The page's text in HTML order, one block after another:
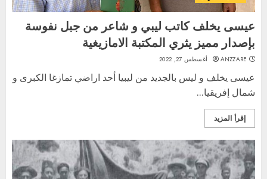
عيسى يخلف كاتب ليبي و شاعر من جبل نفوسة
بإصدار مميز يثري المكتبة الامازيغية
ANZZARE أغسطس 27, 2022
عيسى يخلف و ليس بالجديد من ليبيا أحد اراضي تمازغا الكبرى و
شمال إفريقيا...
إقرأ المزيد